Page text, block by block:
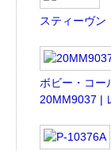
スティーヴン
ボビー・コー
20MM9037 |